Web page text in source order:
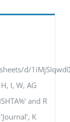
d/
I, W, AG
and R
K